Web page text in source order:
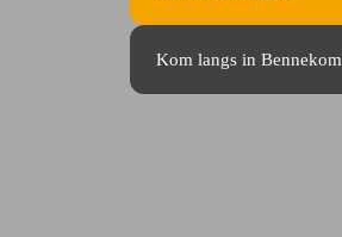
Kom langs in Bennekom